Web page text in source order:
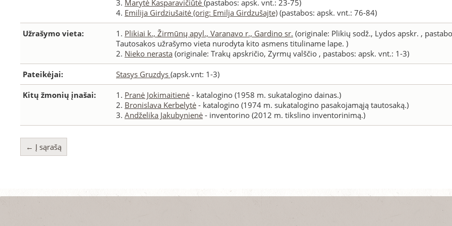
3. Marytė Kasparavičiūtė (pastabos: apsk. vnt.: 23-75)
4. Emilija Girdziušaitė (orig: Emilja Girdzušajte) (pastabos: apsk. vnt.: 76-84)
Užrašymo vieta: 1. Plikiai k., Žirmūnų apyl., Varanavo r., Gardino sr. (originale: Plikių sodž., Lydos apskr. ,
Tautosakos užrašymo vieta nurodyta kito asmens tituliname lape. )
2. Nieko nerasta (originale: Trakų apskričio, Zyrmų valščio , pastabos: apsk. vnt.: 1-3)
Pateikėjai: Stasys Gruzdys (apsk.vnt: 1-3)
Kitų žmonių įnašai: 1. Pranė Jokimaitienė - katalogino (1958 m. sukatalogino dainas.)
2. Bronislava Kerbelytė - katalogino (1974 m. sukatalogino pasakojamąją tautosaką.)
3. Andželika Jakubynienė - inventorino (2012 m. tikslino inventorinimą.)
← Į sąrašą